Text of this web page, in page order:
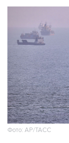
Фото: AP/ТАСС